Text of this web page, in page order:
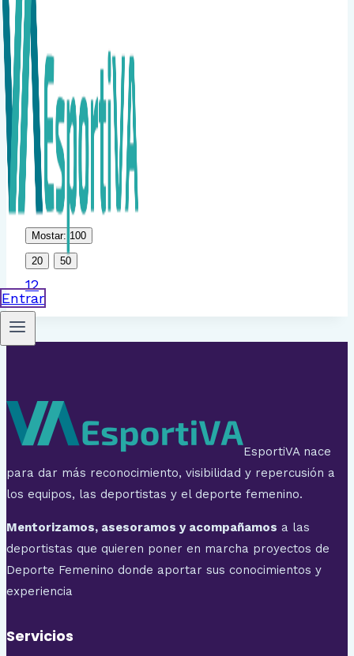
Entrar
Mostar: 100
20 50
12
EsportiVA nace
para dar más reconocimiento, visibilidad y repercusión a
los equipos, las deportistas y el deporte femenino.
Mentorizamos, asesoramos y acompañamos a las
deportistas que quieren poner en marcha proyectos de
Deporte Femenino donde aportar sus conocimientos y
experiencia
Servicios